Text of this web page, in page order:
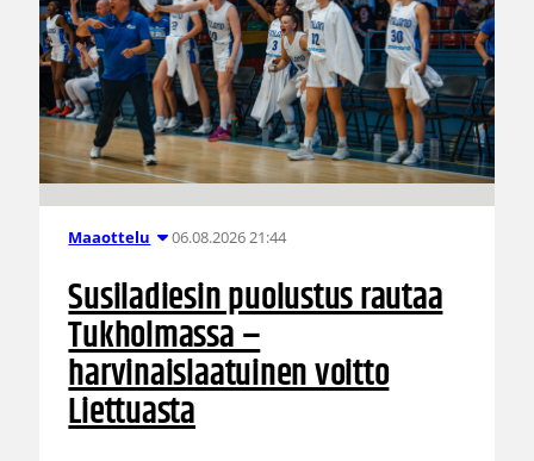
Maaottelu 06.08.2026 21:44
Susiladiesin puolustus rautaa
Tukholmassa –
harvinaislaatuinen voitto
Liettuasta